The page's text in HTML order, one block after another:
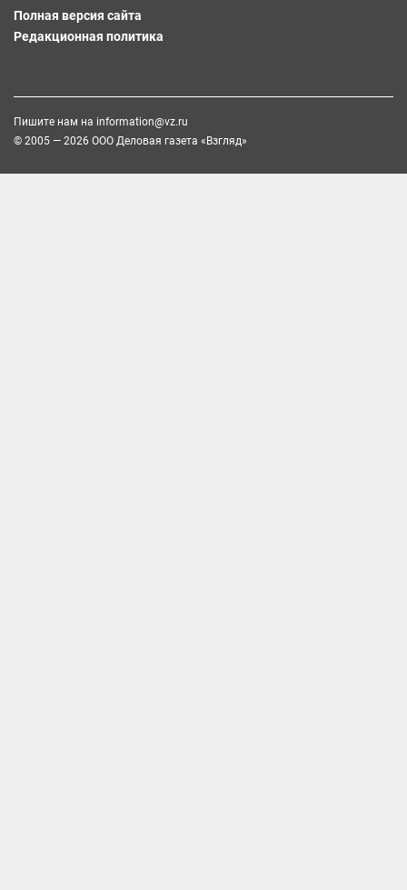
Полная версия сайта
Редакционная политика
Пишите нам на information@vz.ru
© 2005 — 2026 ООО Деловая газета «Взгляд»